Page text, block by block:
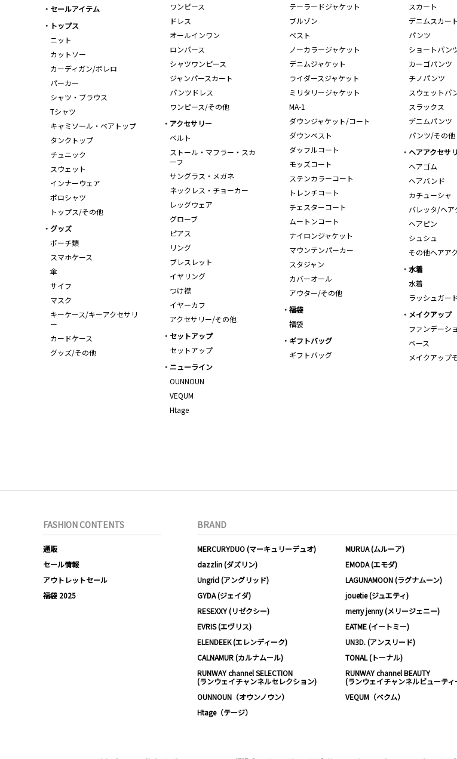
セールアイテム
トップス
ニット
カットソー
カーディガン/ボレロ
パーカー
シャツ・ブラウス
Tシャツ
キャミソール・ベアトップ
タンクトップ
チュニック
スウェット
インナーウェア
ポロシャツ
トップス/その他
ワンピース
ドレス
オールインワン
ロンパース
シャツワンピース
ジャンパースカート
パンツドレス
ワンピース/その他
テーラードジャケット
ブルゾン
ベスト
ノーカラージャケット
デニムジャケット
ライダースジャケット
ミリタリージャケット
MA-1
ダウンジャケット/コート
ダウンベスト
ダッフルコート
モッズコート
ステンカラーコート
トレンチコート
チェスターコート
ムートンコート
ナイロンジャケット
マウンテンパーカー
スタジャン
カバーオール
アウター/その他
スカート
デニムスカート
パンツ
ショートパン
カーゴパンツ
チノパンツ
スウェットパ
スラックス
デニムパンツ
パンツ/その他
アクセサリー
ベルト
ストール・マフラー・スカ
ーフ
サングラス・メガネ
ネックレス・チョーカー
レッグウェア
グローブ
ピアス
リング
ブレスレット
イヤリング
つけ襟
イヤーカフ
アクセサリー/その他
ヘアアクセサ
ヘアゴム
ヘアバンド
カチューシャ
バレッタ/ヘア
ヘアピン
シュシュ
その他ヘアア
グッズ
ポーチ類
スマホケース
傘
サイフ
マスク
キーケース/キーアクセサリ
ー
カードケース
グッズ/その他
水着
水着
ラッシュガー
福袋
福袋
メイクアップ
ファンデーシ
ベース
メイクアップ
セットアップ
セットアップ
ギフトバッグ
ギフトバッグ
ニューライン
OUNNOUN
VEQUM
Htage
FASHION CONTENTS
通販
セール情報
アウトレットセール
福袋 2025
BRAND
MERCURYDUO (マーキュリーデュオ)
MURUA (ムルーア)
dazzlin (ダズリン)
EMODA (エモダ)
Ungrid (アングリッド)
LAGUNAMOON (ラグナムーン)
GYDA (ジェイダ)
jouetie (ジュエティ)
RESEXXY (リゼクシー)
merry jenny (メリージェニー)
EVRIS (エヴリス)
EATME (イートミー)
ELENDEEK (エレンディーク)
UN3D. (アンスリード)
CALNAMUR (カルナムール)
TONAL (トーナル)
RUNWAY channel SELECTION
(ランウェイチャンネルセレクション)
RUNWAY channel BEAUTY
(ランウェイチャンネルビューティ
OUNNOUN（オウンノウン）
VEQUM（ベクム）
Htage（テージ）